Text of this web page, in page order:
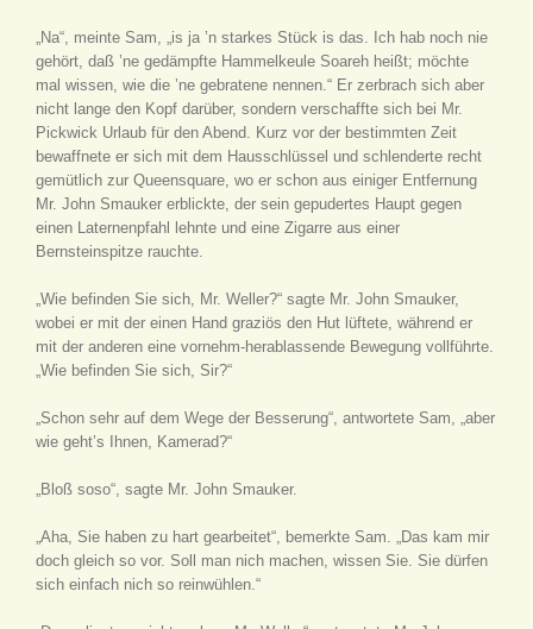
„Na“, meinte Sam, „is ja ’n starkes Stück is das. Ich hab noch nie
gehört, daß ’ne gedämpfte Hammelkeule Soareh heißt; möchte
mal wissen, wie die ’ne gebratene nennen.“ Er zerbrach sich aber
nicht lange den Kopf darüber, sondern verschaffte sich bei Mr.
Pickwick Urlaub für den Abend. Kurz vor der bestimmten Zeit
bewaffnete er sich mit dem Hausschlüssel und schlenderte recht
gemütlich zur Queensquare, wo er schon aus einiger Entfernung
Mr. John Smauker erblickte, der sein gepudertes Haupt gegen
einen Laternenpfahl lehnte und eine Zigarre aus einer
Bernsteinspitze rauchte.
„Wie befinden Sie sich, Mr. Weller?“ sagte Mr. John Smauker,
wobei er mit der einen Hand graziös den Hut lüftete, während er
mit der anderen eine vornehm-herablassende Bewegung vollführte.
„Wie befinden Sie sich, Sir?“
„Schon sehr auf dem Wege der Besserung“, antwortete Sam, „aber
wie geht’s Ihnen, Kamerad?“
„Bloß soso“, sagte Mr. John Smauker.
„Aha, Sie haben zu hart gearbeitet“, bemerkte Sam. „Das kam mir
doch gleich so vor. Soll man nich machen, wissen Sie. Sie dürfen
sich einfach nich so reinwühlen.“